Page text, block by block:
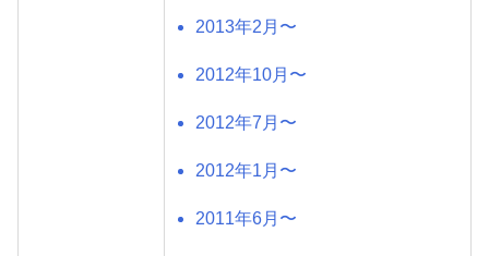
2013年2月〜
2012年10月〜
2012年7月〜
2012年1月〜
2011年6月〜